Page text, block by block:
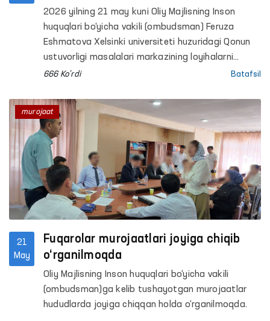
himoya qilish sohasidagi hamkorlik
masalalari muhokama qilindi
2026 yilning 21 may kuni Oliy Majlisning Inson
huquqlari bo‘yicha vakili (ombudsman) Feruza
Eshmatova Xelsinki universiteti huzuridagi Qonun
ustuvorligi masalalari markazining loyihalarni
rejalashtirish bo‘yicha mutaxassisi Iida
666 Ko'rdi Batafsil
21
May
Fuqarolar murojaatlari joyiga chiqib
o‘rganilmoqda
Oliy Majlisning Inson huquqlari bo‘yicha vakili
(ombudsman)ga kelib tushayotgan murojaatlar
hududlarda joyiga chiqqan holda o‘rganilmoqda.
murojaat